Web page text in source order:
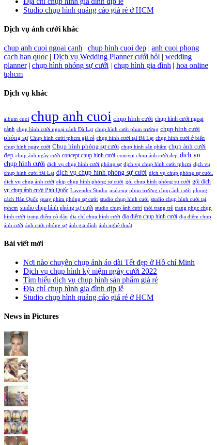
Studio chụp hình quảng cáo giá rẻ ở HCM
Dịch vụ ảnh cưới khác
chup anh cuoi ngoai canh | chup hinh cuoi dep | anh cuoi phong
cach han quoc | Dịch vụ Wedding Planner cưới hỏi | wedding
planner| chụp hình phóng sự cưới | chụp hình gia đình | hoa online
tphcm
Dịch vụ khác
album cuoi chup anh cuoi chụp hình cưới chụp hình cưới ngoại
cảnh chụp hình cưới ngoại cảnh Đà Lạt chụp hình cưới phim trường chụp hình cưới
phóng sự Chụp hình cưới tphcm giá rẻ chụp hình cưới tại Đà Lạt chụp hình cưới ở biển
chụp hình ngày cưới Chụp hình phóng sự cưới chụp hình sản phẩm chụp ảnh cưới
đẹp chụp ảnh ngày cưới concept chụp hình cưới concept chụp ảnh cưới đẹp dịch vụ
chụp hình cưới dịch vụ chụp hình cưới phóng sự dịch vụ chụp hình cưới tphcm dịch vụ
chụp hình cưới Đà Lạt dịch vụ chụp hình phóng sự cưới dịch vụ chụp phóng sự cưới.
dịch vụ chụp ảnh cưới ekip chụp hình phóng sự cưới gói chụp hình phóng sự cưới gói dịch
vụ chụp ảnh cưới Phú Quốc Lavender Studio makeup phim trường chụp ảnh cưới phong
cách Hàn Quốc quay phim phóng sự cưới studio chụp hình cưới studio chụp hình cưới tại
tphcm studio chụp hình phóng sự cưới studio chụp ảnh cưới thời trang trẻ trang phục chụp
hình cưới trang điểm cô dâu địa chỉ chụp hình cưới địa điểm chụp hình cưới địa điểm chụp
ảnh cưới ảnh cưới phóng sự ảnh gia đình ảnh nghệ thuật
Bài viết mới
Nơi nào chuyên chụp ảnh áo dài Tết đẹp ở Hồ chí Minh
Dịch vụ chụp hình kỷ niệm ngày cưới 2022
Tìm hiểu dịch vụ chụp hình sản phẩm giá rẻ
Địa chỉ chụp hình gia đình dịp lễ
Studio chụp hình quảng cáo giá rẻ ở HCM
News in Pictures